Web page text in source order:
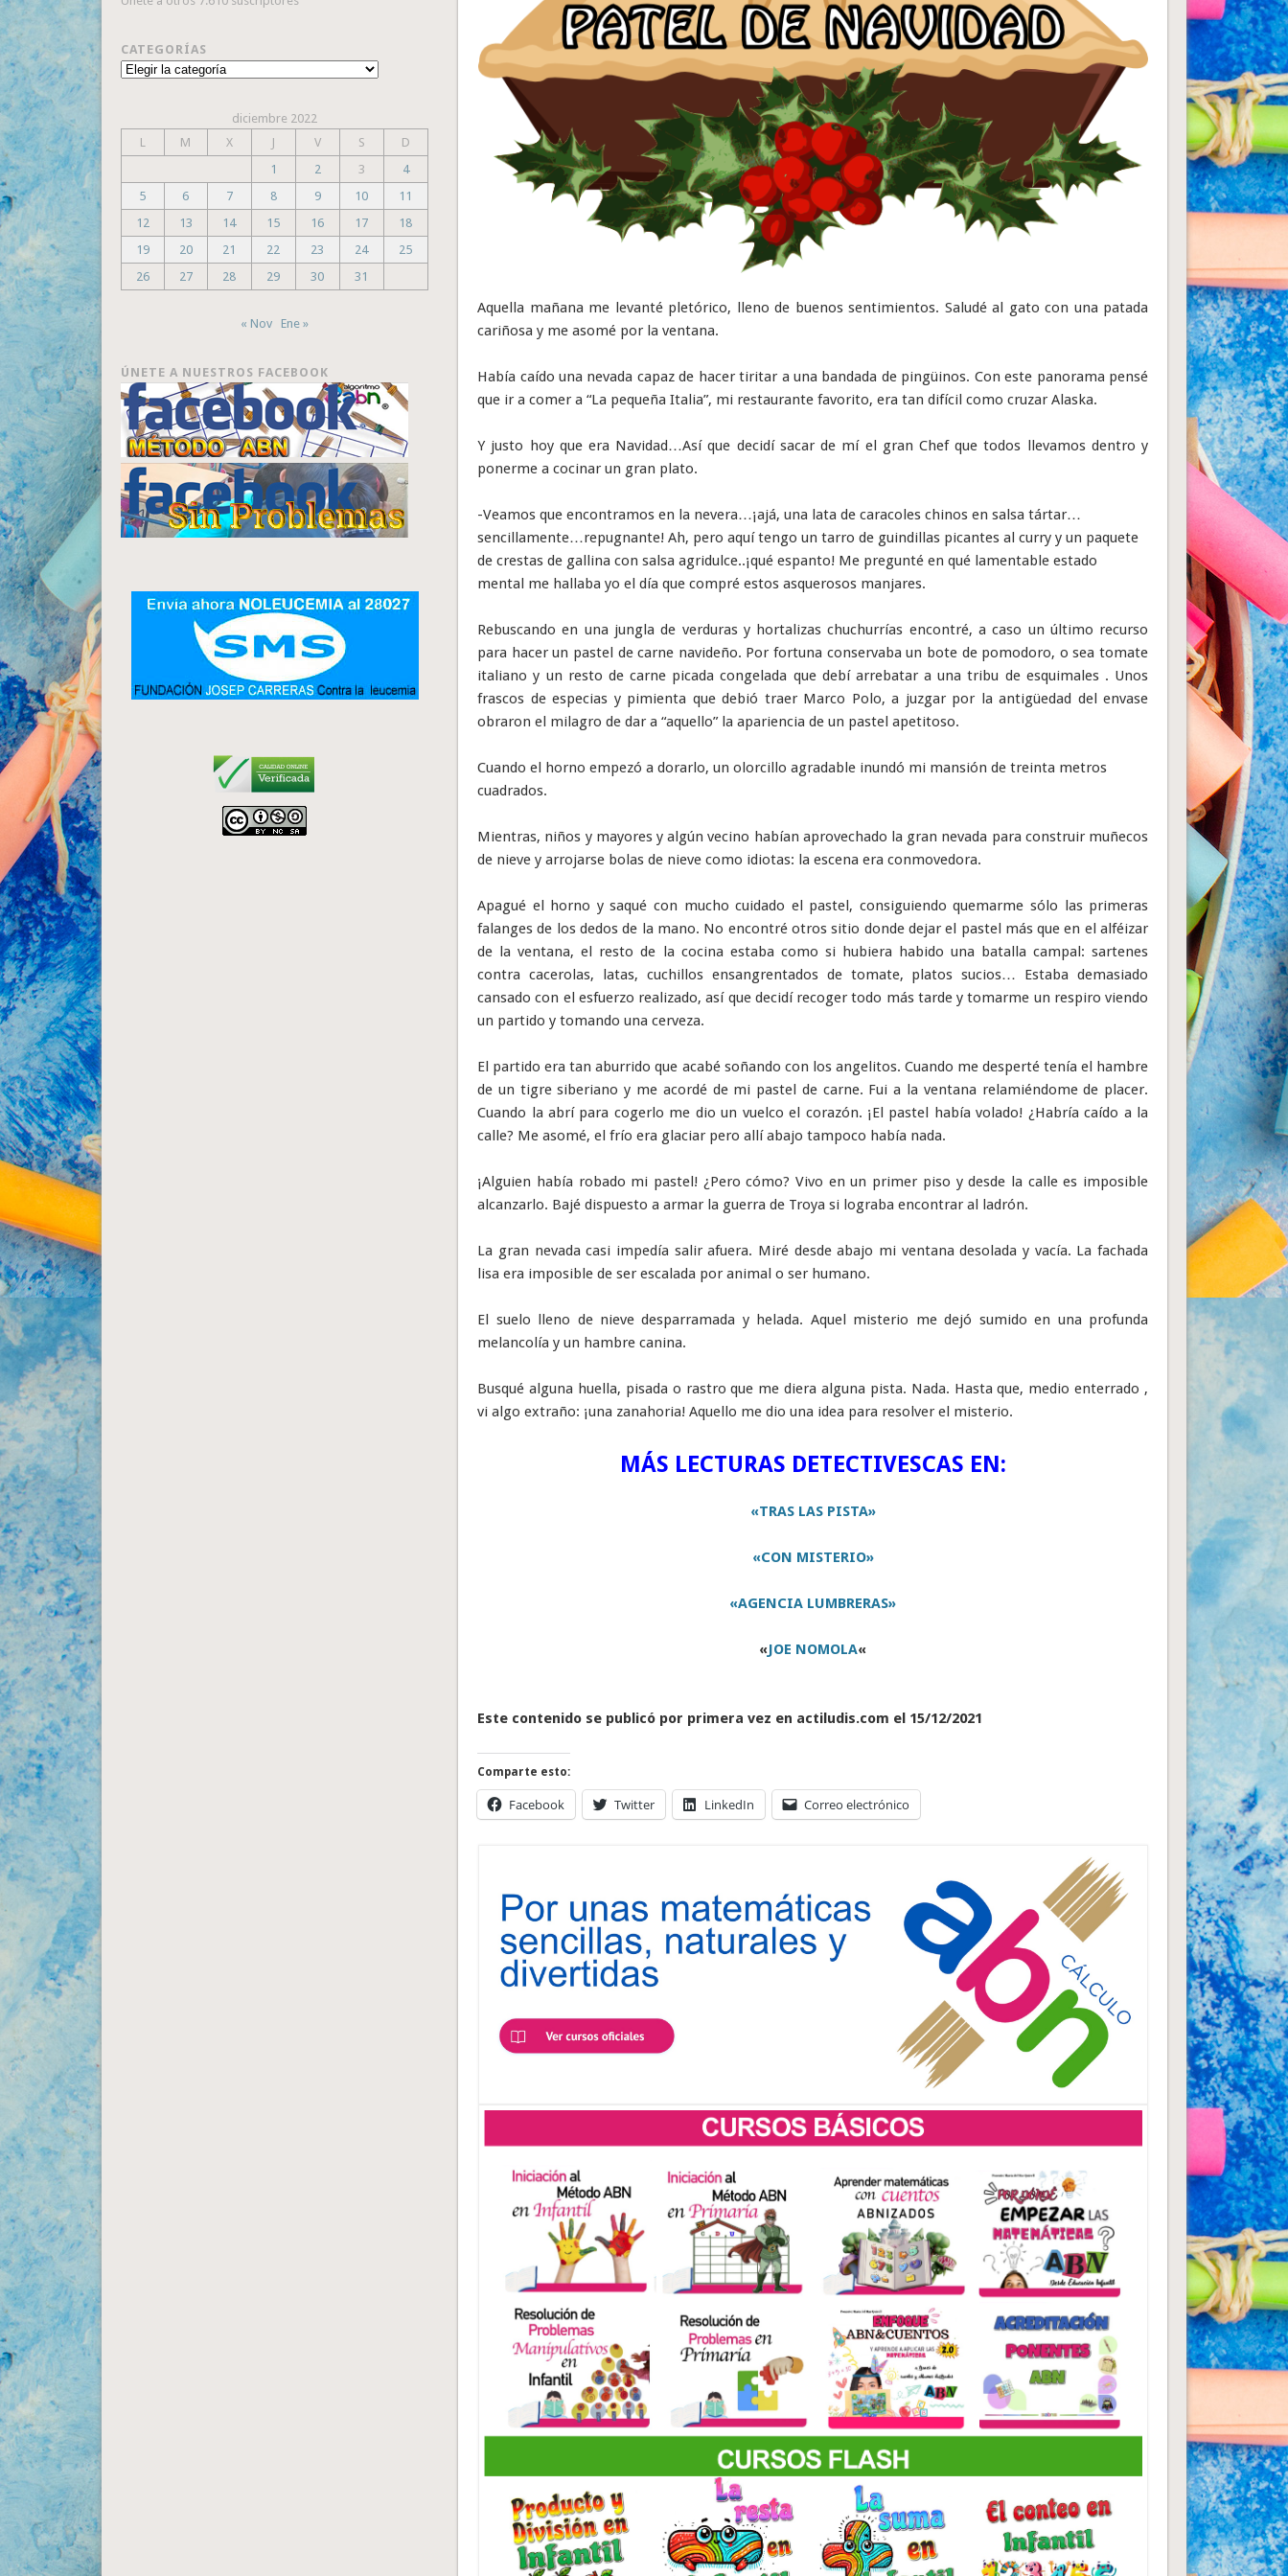
Aquella mañana me levanté pletórico, lleno de buenos sentimientos. Saludé al gato con una patada
cariñosa y me asomé por la ventana.
Había caído una nevada capaz de hacer tiritar a una bandada de pingüinos. Con este panorama pensé
que ir a comer a “La pequeña Italia”, mi restaurante favorito, era tan difícil como cruzar Alaska.
Y justo hoy que era Navidad…Así que decidí sacar de mí el gran Chef que todos llevamos dentro y
ponerme a cocinar un gran plato.
-Veamos que encontramos en la nevera…¡ajá, una lata de caracoles chinos en salsa tártar…
sencillamente…repugnante! Ah, pero aquí tengo un tarro de guindillas picantes al curry y un paquete
de crestas de gallina con salsa agridulce..¡qué espanto! Me pregunté en qué lamentable estado
mental me hallaba yo el día que compré estos asquerosos manjares.
Rebuscando en una jungla de verduras y hortalizas chuchurrías encontré, a caso un último recurso
para hacer un pastel de carne navideño. Por fortuna conservaba un bote de pomodoro, o sea tomate
italiano y un resto de carne picada congelada que debí arrebatar a una tribu de esquimales . Unos
frascos de especias y pimienta que debió traer Marco Polo, a juzgar por la antigüedad del envase
obraron el milagro de dar a “aquello” la apariencia de un pastel apetitoso.
Cuando el horno empezó a dorarlo, un olorcillo agradable inundó mi mansión de treinta metros
cuadrados.
Mientras, niños y mayores y algún vecino habían aprovechado la gran nevada para construir muñecos
de nieve y arrojarse bolas de nieve como idiotas: la escena era conmovedora.
Apagué el horno y saqué con mucho cuidado el pastel, consiguiendo quemarme sólo las primeras
falanges de los dedos de la mano. No encontré otros sitio donde dejar el pastel más que en el alféizar
de la ventana, el resto de la cocina estaba como si hubiera habido una batalla campal: sartenes
contra cacerolas, latas, cuchillos ensangrentados de tomate, platos sucios… Estaba demasiado
cansado con el esfuerzo realizado, así que decidí recoger todo más tarde y tomarme un respiro viendo
un partido y tomando una cerveza.
El partido era tan aburrido que acabé soñando con los angelitos. Cuando me desperté tenía el hambre
de un tigre siberiano y me acordé de mi pastel de carne. Fui a la ventana relamiéndome de placer.
Cuando la abrí para cogerlo me dio un vuelco el corazón. ¡El pastel había volado! ¿Habría caído a la
calle? Me asomé, el frío era glaciar pero allí abajo tampoco había nada.
¡Alguien había robado mi pastel! ¿Pero cómo? Vivo en un primer piso y desde la calle es imposible
alcanzarlo. Bajé dispuesto a armar la guerra de Troya si lograba encontrar al ladrón.
La gran nevada casi impedía salir afuera. Miré desde abajo mi ventana desolada y vacía. La fachada
lisa era imposible de ser escalada por animal o ser humano.
El suelo lleno de nieve desparramada y helada. Aquel misterio me dejó sumido en una profunda
melancolía y un hambre canina.
Busqué alguna huella, pisada o rastro que me diera alguna pista. Nada. Hasta que, medio enterrado ,
vi algo extraño: ¡una zanahoria! Aquello me dio una idea para resolver el misterio.
MÁS LECTURAS DETECTIVESCAS EN:
«TRAS LAS PISTA»
«CON MISTERIO»
«AGENCIA LUMBRERAS»
«JOE NOMOLA«
Este contenido se publicó por primera vez en actiludis.com el 15/12/2021
Comparte esto:
Facebook Twitter LinkedIn Correo electrónico
CATEGORÍAS
Categorías
diciembre 2022
L
M X J V S
D
1
2 3
4
5
6 7 8 9 10
11
12
13 14 15 16 17
18
19
20 21 22 23 24
25
26
27 28 29 30 31
« Nov Ene »
ÚNETE A NUESTROS FACEBOOK